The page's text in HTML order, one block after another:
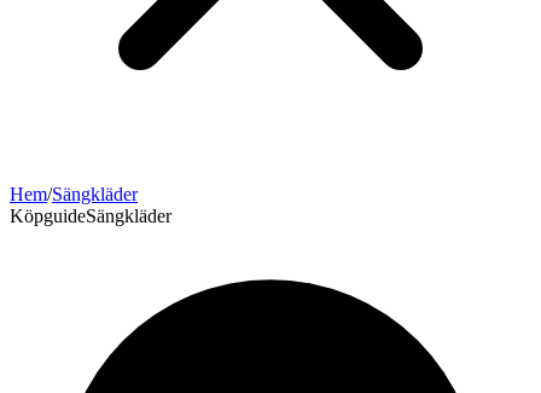
Hem/Sängkläder
KöpguideSängkläder